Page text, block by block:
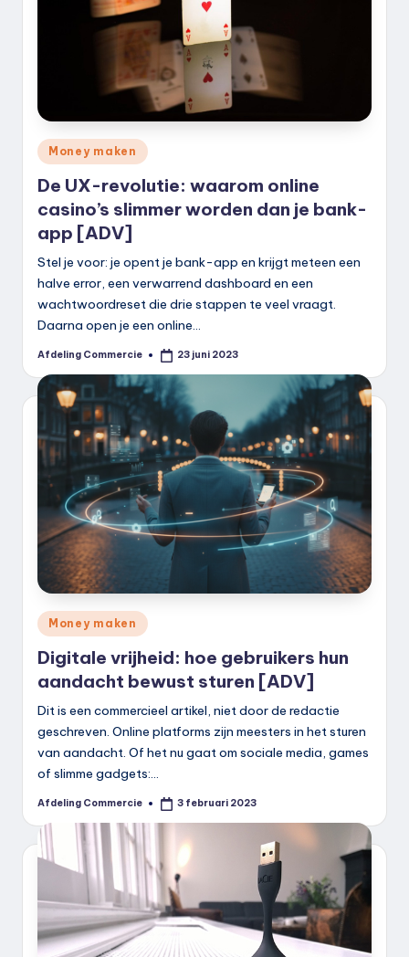
Geplaatst
in
Money maken
De UX-revolutie: waarom online
casino’s slimmer worden dan je bank-
app [ADV]
Stel je voor: je opent je bank-app en krijgt meteen een
halve error, een verwarrend dashboard en een
wachtwoordreset die drie stappen te veel vraagt.
Daarna open je een online…
Geplaatst
Afdeling Commercie 23 juni 2023
Geplaatst
in
Money maken
Digitale vrijheid: hoe gebruikers hun
aandacht bewust sturen [ADV]
Dit is een commercieel artikel, niet door de redactie
geschreven. Online platforms zijn meesters in het sturen
van aandacht. Of het nu gaat om sociale media, games
of slimme gadgets:…
Geplaatst
Afdeling Commercie 3 februari 2023